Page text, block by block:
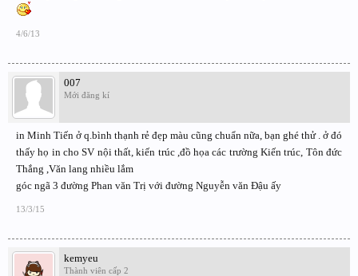
4/6/13
007
Mới đăng kí
in Minh Tiến ở q.bình thạnh rẻ đẹp màu cũng chuẩn nữa, bạn ghé thử . ở đó
thấy họ in cho SV nội thất, kiến trúc ,đồ họa các trường Kiến trúc, Tôn đức
Thắng ,Văn lang nhiều lắm
góc ngã 3 đường Phan văn Trị với đường Nguyễn văn Đậu ấy
13/3/15
kemyeu
Thành viên cấp 2